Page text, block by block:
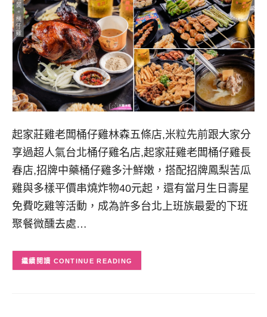
起家莊雞老闆桶仔雞林森五條店,米粒先前跟大家分
享過超人氣台北桶仔雞名店,起家莊雞老闆桶仔雞長
春店,招牌中藥桶仔雞多汁鮮嫩，搭配招牌鳳梨苦瓜
雞與多樣平價串燒炸物40元起，還有當月生日壽星
免費吃雞等活動，成為許多台北上班族最愛的下班
聚餐微醺去處…
CONTINUE READING